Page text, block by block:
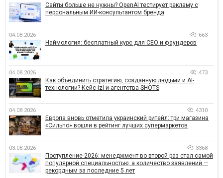
Сайты больше не нужны? OpenAI тестирует рекламу с
персональным ИИ-консультантом бренда
04.08.2026 663
Наймология: бесплатный курс для CEO и фаундеров
04.08.2026 473
Как объединить стратегию, созданную людьми и AI-
технологии? Кейс izi и агентства SHOTS
04.08.2026 4310
Европа вновь отметила украинский ритейл: три магазина
«Сильпо» вошли в рейтинг лучших супермаркетов
03.08.2026 3368
Поступление-2026: менеджмент во второй раз стал самой
популярной специальностью, а количество заявлений —
рекордным за последние 5 лет